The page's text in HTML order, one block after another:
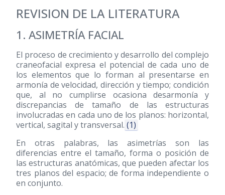
REVISION DE LA LITERATURA
1. ASIMETRÍA FACIAL
El proceso de crecimiento y desarrollo del complejo
craneofacial expresa el potencial de cada uno de
los elementos que lo forman al presentarse en
armonía de velocidad, dirección y tiempo; condición
que, al no cumplirse ocasiona desarmonía y
discrepancias de tamaño de las estructuras
involucradas en cada uno de los planos: horizontal,
vertical, sagital y transversal. (1)
En otras palabras, las asimetrías son las
diferencias entre el tamaño, forma o posición de
las estructuras anatómicas, que pueden afectar los
tres planos del espacio; de forma independiente o
en conjunto.